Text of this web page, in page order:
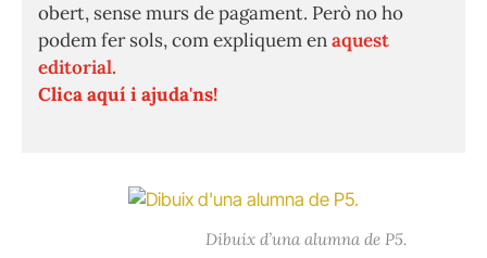
obert, sense murs de pagament. Però no ho
podem fer sols, com expliquem enaquest
editorial.
Clica aquí i ajuda'ns!
Dibuix d’una alumna de P5.